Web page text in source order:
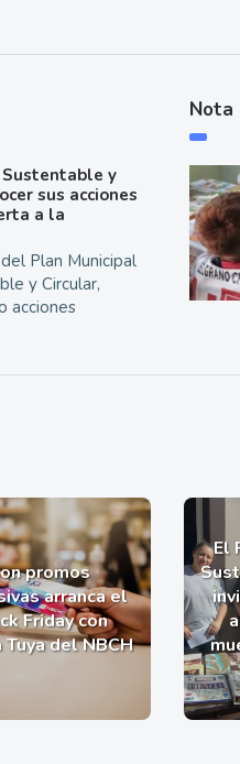
Sustentable y
sus acciones
a la
Plan Municipal
y Circular,
acciones
Nota
promos
arranca el
Friday con
del NBCH
El